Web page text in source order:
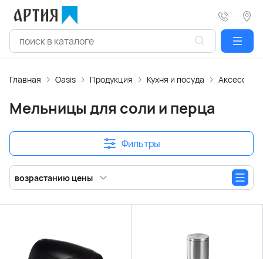
Главная Oasis Продукция Кухня и посуда
Мельницы для соли и перца
Фильтры
возрастанию цены